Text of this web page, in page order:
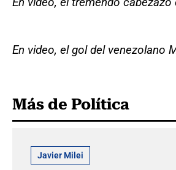
En video, el gol del venezolano
Más de Política
Javier Milei